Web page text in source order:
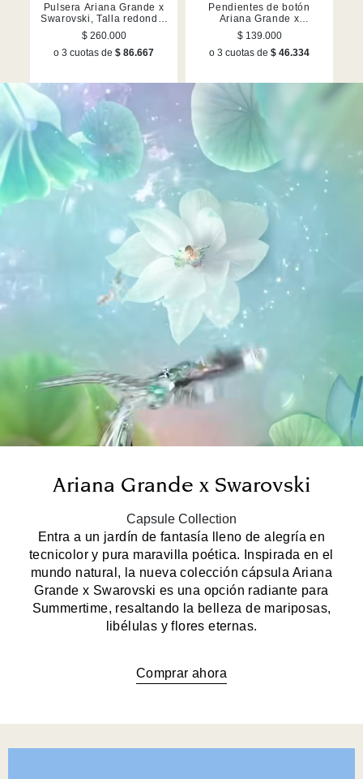
Pulsera Ariana Grande x
Swarovski, Talla redonda,
Flor, Blanca, Acabado en
rodio
$ 260.000
o 3 cuotas de $ 86.667
Pendientes de botón
Ariana Grande x
Swarovski, Talla redonda,
Flor, Blancos, Acabado en
rodio
$ 139.000
o 3 cuotas de $ 46.334
Ariana Grande x Swarovski
Capsule Collection
Entra a un jardín de fantasía lleno de alegría en
tecnicolor y pura maravilla poética. Inspirada en el
mundo natural, la nueva colección cápsula Ariana
Grande x Swarovski es una opción radiante para
Summertime, resaltando la belleza de mariposas,
libélulas y flores eternas.
Comprar ahora